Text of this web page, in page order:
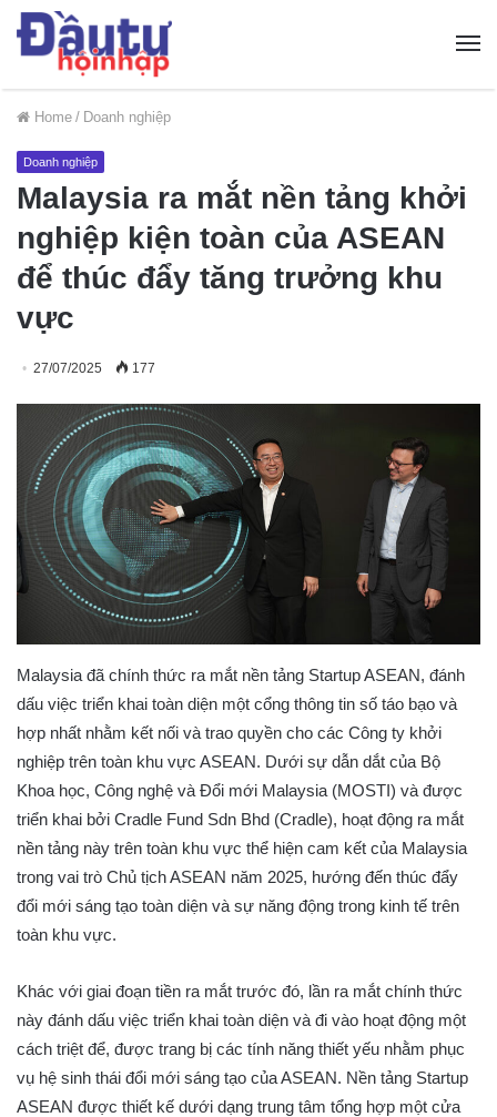
Home / Doanh nghiệp
Doanh nghiệp
Malaysia ra mắt nền tảng khởi
nghiệp kiện toàn của ASEAN
để thúc đẩy tăng trưởng khu
vực
27/07/2025 177
Malaysia đã chính thức ra mắt nền tảng Startup ASEAN, đánh
dấu việc triển khai toàn diện một cổng thông tin số táo bạo và
hợp nhất nhằm kết nối và trao quyền cho các Công ty khởi
nghiệp trên toàn khu vực ASEAN. Dưới sự dẫn dắt của Bộ
Khoa học, Công nghệ và Đổi mới Malaysia (MOSTI) và được
triển khai bởi Cradle Fund Sdn Bhd (Cradle), hoạt động ra mắt
nền tảng này trên toàn khu vực thể hiện cam kết của Malaysia
trong vai trò Chủ tịch ASEAN năm 2025, hướng đến thúc đẩy
đổi mới sáng tạo toàn diện và sự năng động trong kinh tế trên
toàn khu vực.
Khác với giai đoạn tiền ra mắt trước đó, lần ra mắt chính thức
này đánh dấu việc triển khai toàn diện và đi vào hoạt động một
cách triệt để, được trang bị các tính năng thiết yếu nhằm phục
vụ hệ sinh thái đổi mới sáng tạo của ASEAN. Nền tảng Startup
ASEAN được thiết kế dưới dạng trung tâm tổng hợp một cửa